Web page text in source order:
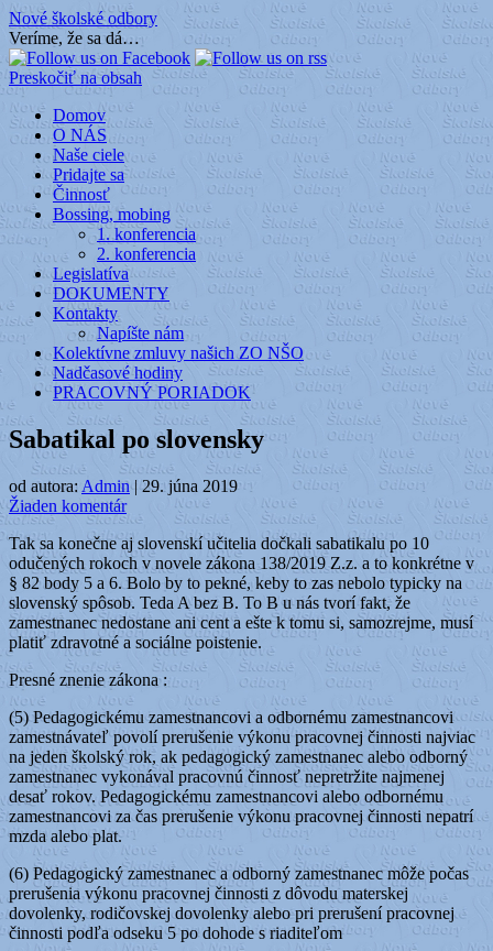
Nové školské odbory
Veríme, že sa dá…
Preskočiť na obsah
Domov
O NÁS
Naše ciele
Pridajte sa
Činnosť
Bossing, mobing
1. konferencia
2. konferencia
Legislatíva
DOKUMENTY
Kontakty
Napíšte nám
Kolektívne zmluvy našich ZO NŠO
Nadčasové hodiny
PRACOVNÝ PORIADOK
Sabatikal po slovensky
od autora: Admin | 29. júna 2019
Žiaden komentár
Tak sa konečne aj slovenskí učitelia dočkali sabatikalu po 10
odučených rokoch v novele zákona 138/2019 Z.z. a to konkrétne v
§ 82 body 5 a 6. Bolo by to pekné, keby to zas nebolo typicky na
slovenský spôsob. Teda A bez B. To B u nás tvorí fakt, že
zamestnanec nedostane ani cent a ešte k tomu si, samozrejme, musí
platiť zdravotné a sociálne poistenie.
Presné znenie zákona :
(5) Pedagogickému zamestnancovi a odbornému zamestnancovi
zamestnávateľ povolí prerušenie výkonu pracovnej činnosti najviac
na jeden školský rok, ak pedagogický zamestnanec alebo odborný
zamestnanec vykonával pracovnú činnosť nepretržite najmenej
desať rokov. Pedagogickému zamestnancovi alebo odbornému
zamestnancovi za čas prerušenie výkonu pracovnej činnosti nepatrí
mzda alebo plat.
(6) Pedagogický zamestnanec a odborný zamestnanec môže počas
prerušenia výkonu pracovnej činnosti z dôvodu materskej
dovolenky, rodičovskej dovolenky alebo pri prerušení pracovnej
činnosti podľa odseku 5 po dohode s riaditeľom